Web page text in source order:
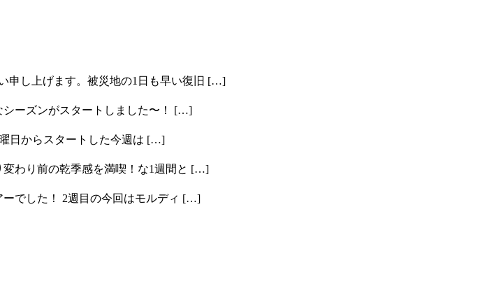
申し上げます。被災地の1日も早い復旧 […]
シーズンがスタートしました〜！ […]
日からスタートした今週は […]
変わり前の乾季感を満喫！な1週間と […]
ーでした！ 2週目の今回はモルディ […]